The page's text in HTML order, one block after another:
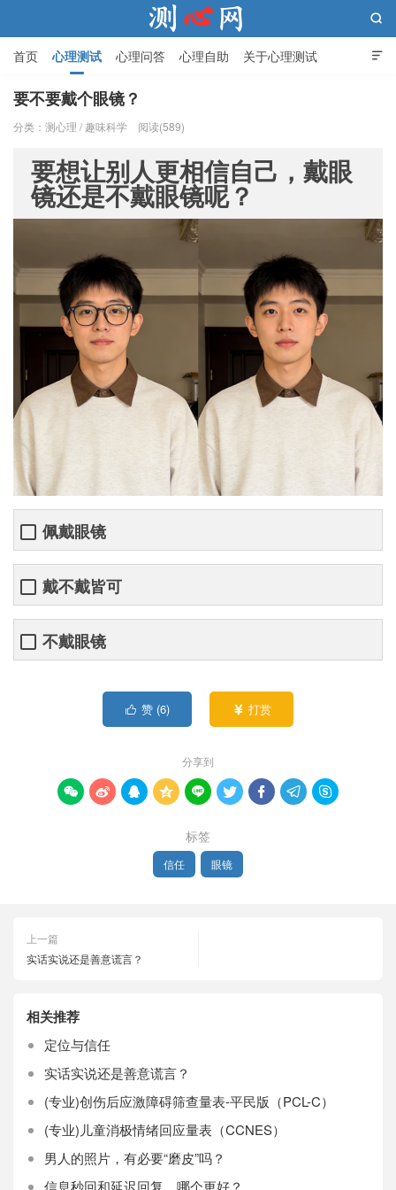

首页 心理测试 心理问答 心理自助 关于心理测试

要不要戴个眼镜？
分类： 测心理 / 趣味科学 阅读(589)
要想让别人更相信自己，戴眼
镜还是不戴眼镜呢？
佩戴眼镜
戴不戴皆可
不戴眼镜
 赞 (6)  打赏
分享到
        
标签
信任 眼镜
上一篇
实话实说还是善意谎言？
相关推荐
定位与信任
实话实说还是善意谎言？
(专业)创伤后应激障碍筛查量表-平民版（PCL-C）
(专业)儿童消极情绪回应量表（CCNES）
男人的照片，有必要“磨皮”吗？